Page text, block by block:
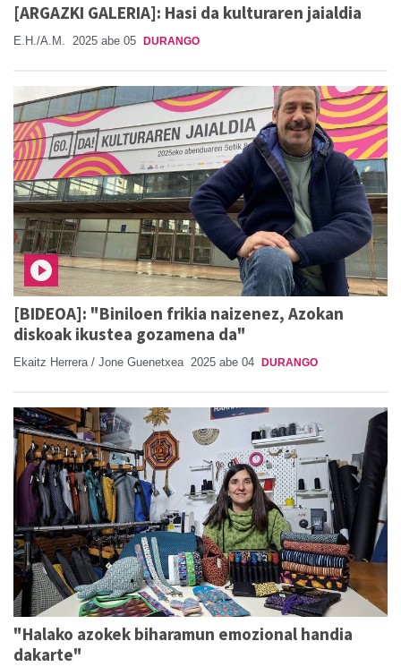
[ARGAZKI GALERIA]: Hasi da kulturaren jaialdia
E.H./A.M. 2025 abe 05 DURANGO
[BIDEOA]: "Biniloen frikia naizenez, Azokan
diskoak ikustea gozamena da"
Ekaitz Herrera / Jone Guenetxea 2025 abe 04 DURANGO
"Halako azokek biharamun emozional handia
dakarte"